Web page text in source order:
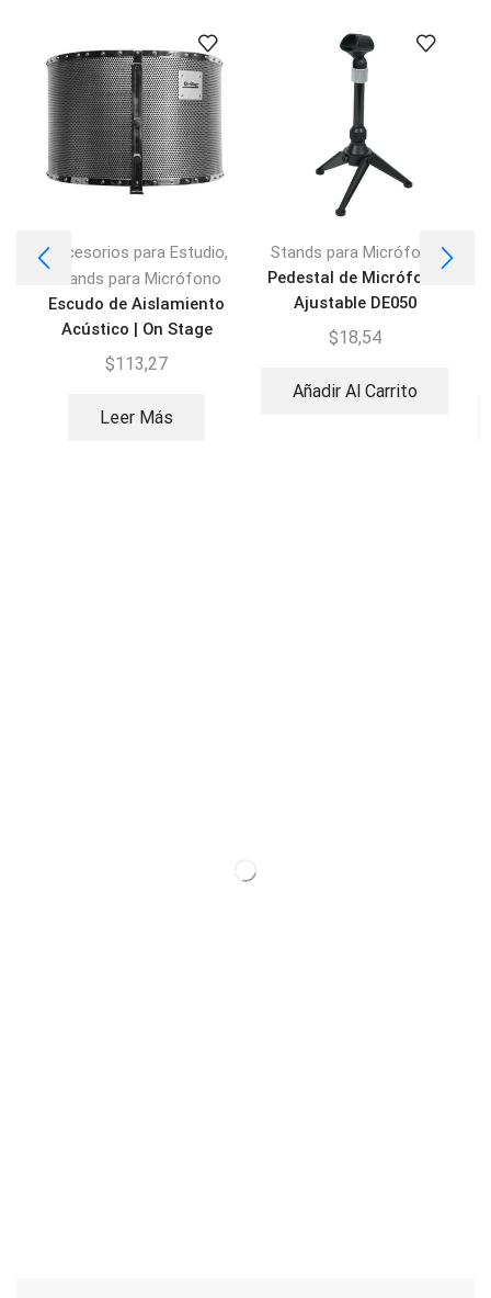
Accesorios para Estudio,
Stands para Micrófono
Escudo de Aislamiento
Acústico | On Stage
ASMS4730
$113,27
Leer Más
Stands para Micrófono
Pedestal de Micrófono
Ajustable DE050
$18,54
Añadir Al Carrito